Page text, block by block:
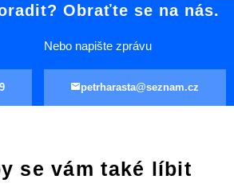
Obraťte se na nás.
Nebo napište zprávu
petrharasta@seznam.cz
se vám také líbit